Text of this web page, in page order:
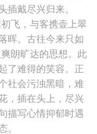
插戴尽兴归来。
飞，与客携壶上翠
晖。古往今来只如
朗旷达的思想。此
了难得的笑容。正
社会污浊黑暗，难
，插在头上，尽兴
描写心情抑郁时遇
。